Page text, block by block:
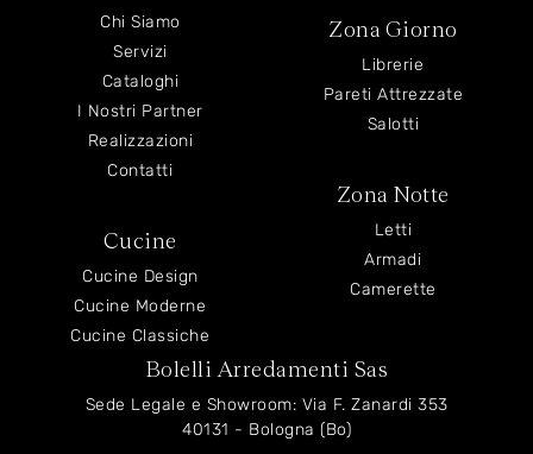
Chi Siamo
Servizi
Cataloghi
I Nostri Partner
Realizzazioni
Contatti
Cucine
Cucine Design
Cucine Moderne
Cucine Classiche
Zona Giorno
Librerie
Pareti Attrezzate
Salotti
Zona Notte
Letti
Armadi
Camerette
Bolelli Arredamenti Sas
Sede Legale e Showroom: Via F. Zanardi 353
40131 - Bologna (Bo)